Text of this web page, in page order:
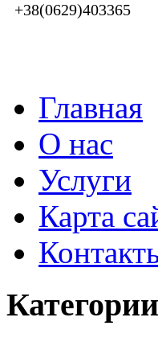
+38(0629)403365
Главная
О нас
Услуги
Карта
Категории